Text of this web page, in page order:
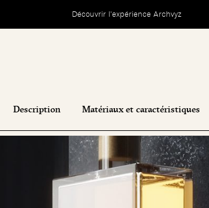
Découvrir l'expérience Archvyz
Description Matériaux et caractéristiques